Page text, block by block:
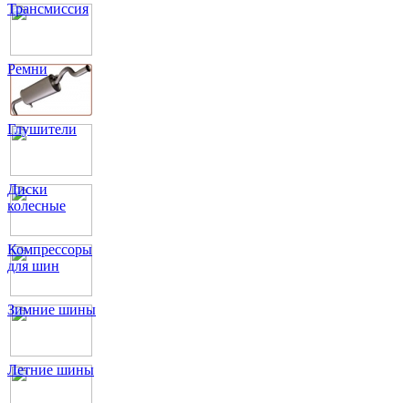
Трансмиссия
Ремни
Глушители
Диски
колесные
Компрессоры
для шин
Зимние шины
Летние шины